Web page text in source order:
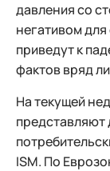
давления со
негативом
приведут к
фактов вряд
На текущей
ISM. По